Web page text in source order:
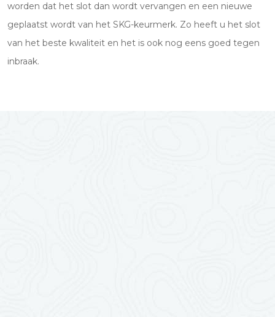
worden dat het slot dan wordt vervangen en een nieuwe
geplaatst wordt van het SKG-keurmerk. Zo heeft u het slot
van het beste kwaliteit en het is ook nog eens goed tegen
inbraak.